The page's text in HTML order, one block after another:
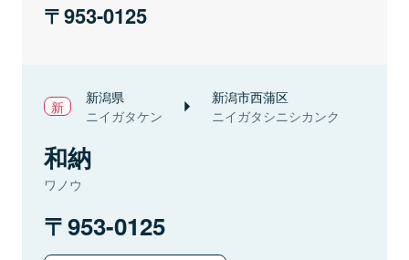
953-0125
新潟県
ニイガタケン
新潟市西蒲区
ニイガタシニシカンク
和納
ワノウ
953-0125